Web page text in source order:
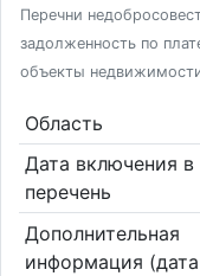
Перечни
задолженность по
объекты
Область
Дата включения в
перечень
Дополнительная
информация (дата